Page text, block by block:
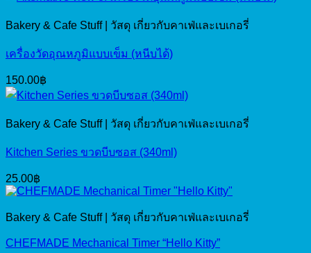
Bakery & Cafe Stuff | วัสดุ เกี่ยวกับคาเฟ่และเบเกอรี่
เครื่องวัดอุณหภูมิแบบเข็ม (หนีบได้)
150.00฿
Bakery & Cafe Stuff | วัสดุ เกี่ยวกับคาเฟ่และเบเกอรี่
Kitchen Series ขวดบีบซอส (340ml)
25.00฿
Bakery & Cafe Stuff | วัสดุ เกี่ยวกับคาเฟ่และเบเกอรี่
CHEFMADE Mechanical Timer “Hello Kitty”